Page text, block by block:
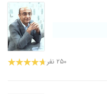
۲۵۰ نفر